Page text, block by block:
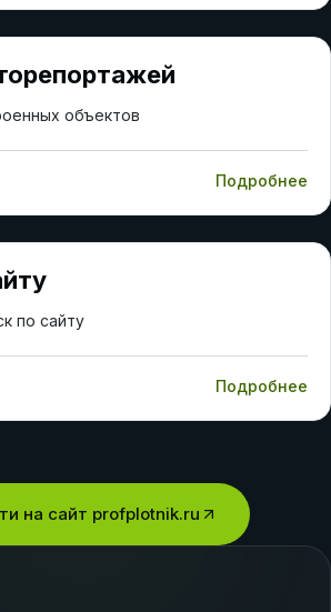
объектов
Подробнее
по сайту
Подробнее
на сайт profplotnik.ru